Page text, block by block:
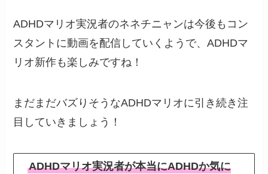
ADHDマリオ実況者のネネチニャンは今後もコン
スタントに動画を配信していくようで、ADHDマ
リオ新作も楽しみですね！
まだまだバズりそうなADHDマリオに引き続き注
目していきましょう！
ADHDマリオ実況者が本当にADHDか気に